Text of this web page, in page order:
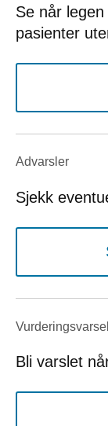
Se når
pasienter
Advarsler
Sjekk
Vurderings­varsel
Bli varslet